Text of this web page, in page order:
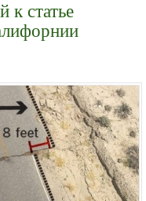
к статье